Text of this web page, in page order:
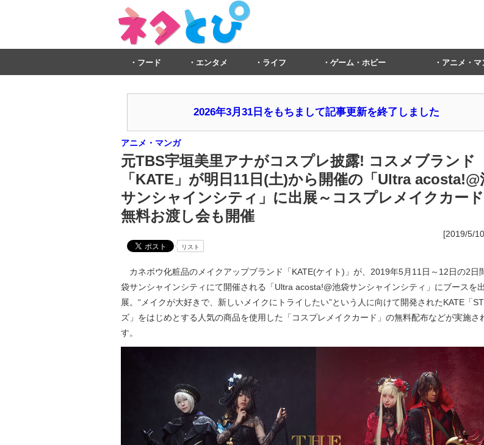
フード エンタメ ライフ ゲーム・ホビー アニメ・マ
2026年3月31日をもちまして記事更新を終了しました
アニメ・マンガ
元TBS宇垣美里アナがコスプレ披露! コスメブランド
「KATE」が明日11日(土)から開催の「Ultra acosta!@
サンシャインシティ」に出展～コスプレメイクカー
無料お渡し会も開催
[2019/5/
リスト
カネボウ化粧品のメイクアップブランド「KATE(ケイト)」が、2019年5月11日～12日の2日
袋サンシャインシティにて開催される「Ultra acosta!@池袋サンシャインシティ」にブースを出
展。“メイクが大好きで、新しいメイクにトライしたい”という人に向けて開発されたKATE「
ズ」をはじめとする人気の商品を使用した「コスプレメイクカード」の無料配布などが実施さ
す。